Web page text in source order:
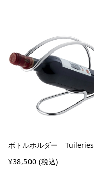
ボトルホルダー Tuileries
¥38,500 (税込)